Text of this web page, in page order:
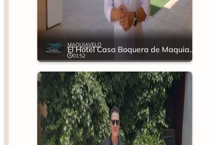
MAQUIAVELO
El Hotel Casa Boquera de Maquiavelo
01:52